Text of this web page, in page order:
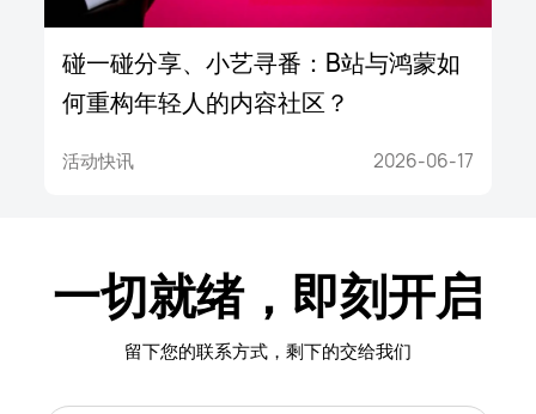
碰一碰分享、小艺寻番：B站与鸿蒙如
何重构年轻人的内容社区？
活动快讯 2026-06-17
一切就绪，即刻开启
留下您的联系方式，剩下的交给我们